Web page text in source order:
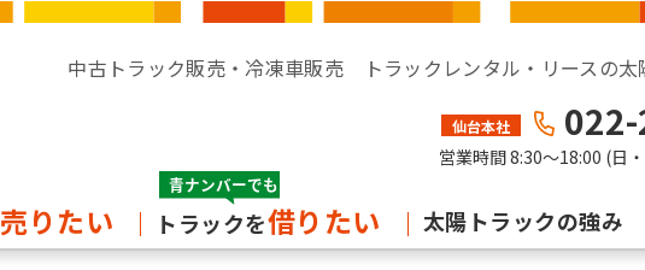
中古トラック販売・冷凍車販売 トラックレンタル・リースの太
仙台本社
営業時間8:30〜18:00 (日
売りたい トラックを借りたい 太陽トラックの強み